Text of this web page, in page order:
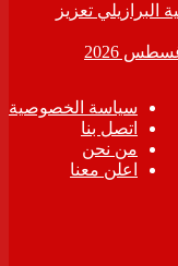
البرازيلي تعزيز
سياسة الخصوصية
اتصل بنا
من نحن
اعلن معنا